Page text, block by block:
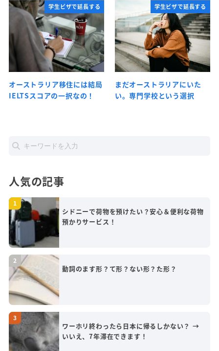
学生ビザで延長する
オーストラリア移住には結局
IELTSスコアの一択なの！
学生ビザで延長する
まだオーストラリアにいた
い。専門学校という選択
人気の記事
シドニーで荷物を預けたい？安心＆便利な荷物
預かりサービス！
動詞のます形？て形？ない形？た形？
ワーホリ終わったら日本に帰るしかない？ →
いいえ、7年滞在できます！